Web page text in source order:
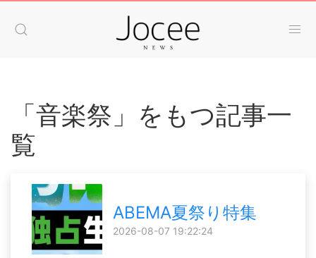
「音楽祭」をもつ記事一
覧
ABEMA夏祭り特集
2026-08-07 19:22:24